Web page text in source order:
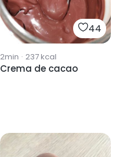
44
2min · 237kcal
Crema de cacao